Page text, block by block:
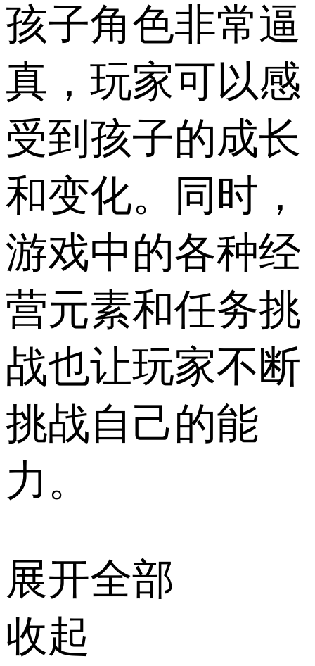
孩子角色非常逼
真，玩家可以感
受到孩子的成长
和变化。同时，
游戏中的各种经
营元素和任务挑
战也让玩家不断
挑战自己的能
力。
展开全部
收起